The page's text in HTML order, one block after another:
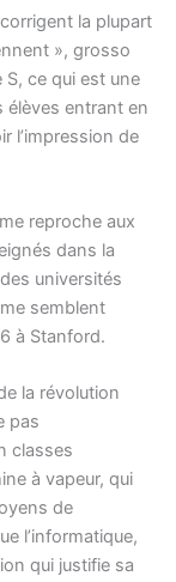
la plupart
», grosso
ce qui est une
entrant en
l’impression de
reproche aux
dans la
universités
semblent
à Stanford.
la révolution
pas
classes
à vapeur, qui
de
l’informatique,
qui justifie sa